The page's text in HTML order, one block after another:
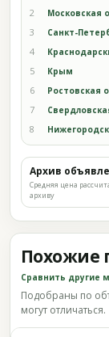
2 Московская
3 Санкт-
4
5 Крым
6 Ростовская
7
8
Архив
Средняя цена
архиву
Похожие
Сравнить другие
Подобраны по
могут отличаться.